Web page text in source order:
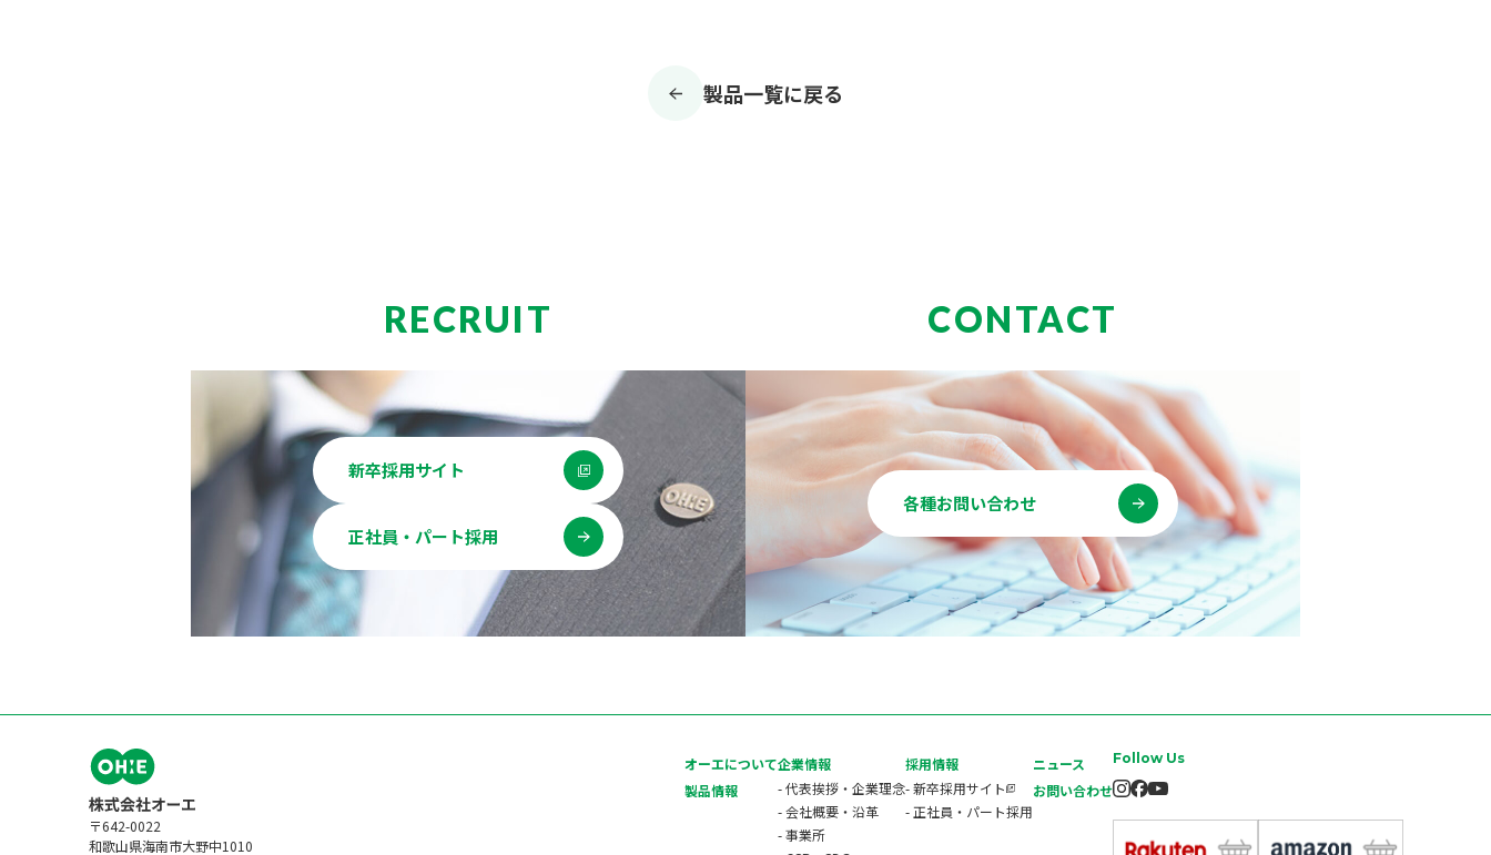
製品一覧に戻る
RECRUIT
新卒採用サイト
正社員・パート採用
CONTACT
各種お問い合わせ
〒642-0022
和歌山県海南市大野中1010
オーエについて
製品情報
企業情報
- 代表挨拶・企業理念
- 会社概要・沿革
- 事業所
採用情報
- 新卒採用サイト
- 正社員・パート採用
ニュース
お問い合わせ
Follow Us